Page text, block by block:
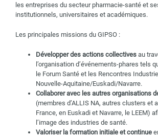
les entreprises du secteur pharmacie-santé et
institutionnels, universitaires et académiques.
Les principales missions du GIPSO :
Développer des actions collectives au
l’organisation d’événements-phares tels
le Forum Santé et les Rencontres
Nouvelle-Aquitaine/Euskadi/Navarre.
Collaborer avec les autres organisations
(membres d’ALLIS NA, autres clusters et
France, en Euskadi et Navarre, le LEEM)
l’image des industries de santé.
Valoriser la formation initiale et continue